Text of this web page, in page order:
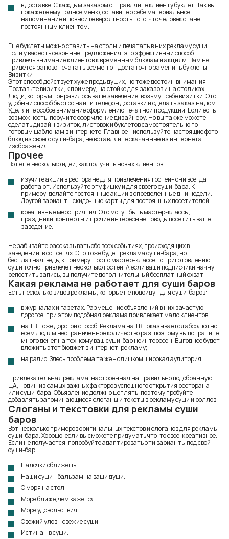
в доставке. С каждым заказом отправляйте клиенту буклет. Так вы
покажете ему полное меню, оставите о себе материальное
напоминание и повысите вероятность того, что человек станет
постоянным клиентом.
Еще буклеты можно ставить на столы и печатать в них рекламу суши.
Если у вас есть сезонные предложения, это эффективный способ
привлечь внимание клиентов к временным блюдам и акциям. Вам не
придется заново печатать всё меню – достаточно заменить буклеты.
Визитки
Этот способ действует хуже предыдущих, но тоже достоин внимания.
Поставьте визитки, к примеру, на стойке для заказов и на столиках.
Люди, которым понравилось ваше заведение, возьмут себе визитки. Это
удобный способ быстро найти телефон доставки и сделать заказ на дом.
Уделяйте особое внимание оформлению печатной продукции. Если есть
возможность, поручите оформление дизайнеру. Но вы также можете
сделать дизайн визиток, листовок и буклетов самостоятельно по
готовым шаблонам в интернете. Главное – используйте настоящие фото
блюд из своего суши-бара, не вставляйте скачанные из интернета
изображения.
Прочее
Вот еще несколько идей, как получить новых клиентов:
изучитеакции в ресторане для привлечения гостей– они всегда
работают. Используйте эту фишку и для своего суши-бара. К
примеру, делайте постоянные акции в определенные дни недели.
Другой вариант – скидочные карты для постоянных посетителей;
креативные мероприятия. Это могут быть мастер-классы,
праздники, концерты и прочие интересные поводы посетить ваше
заведение.
Не забывайте рассказывать обо всех событиях, происходящих в
заведении, в соцсетях. Это тоже будет реклама суши-бара, но
бесплатная, ведь, к примеру, пост о мастер-классе по приготовлению
суши точно привлечет несколько гостей. А если ваши подписчики начнут
репостить запись, вы получите дополнительный бесплатный охват.
Какая реклама не работает для суши баров
Есть несколько видов рекламы, которые не подойдут для суши-баров:
в журналах и газетах. Размещение объявлений в них зачастую
дорогое, при этом подобная реклама привлекает мало клиентов;
на ТВ. Тоже дорогой способ. Реклама на ТВ показывается абсолютно
всем людям неограниченное количество раз, поэтому вы потратите
много денег на тех, кому ваш суши-бар неинтересен. Выгоднее будет
вложить этот бюджет в интернет-рекламу;
на радио. Здесь проблема та же – слишком широкая аудитория.
Привлекательная реклама, настроенная на правильно подобранную
ЦА, – один из самых важныхфакторов успешного открытия ресторана
или суши-бара. Объявление должно цеплять, поэтому пробуйте
добавлять запоминающиеся слоганы и тексты в рекламу суши и роллов.
Слоганы и текстовки для рекламы суши
баров
Вот несколько примеров оригинальных текстов и слоганов для рекламы
суши-бара. Хорошо, если вы сможете придумать что-то свое, креативное.
Если не получается, попробуйте адаптировать эти варианты под свой
суши-бар:
Палочки оближешь!
Наши суши – бальзам на ваши души.
С моря на стол.
Море ближе, чем кажется.
Море удовольствия.
Свежий улов – свежие суши.
Истина – в суши.